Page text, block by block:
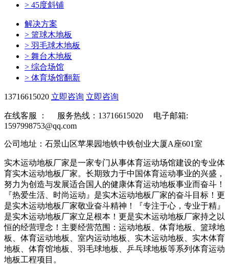
> 45度斜铺
解决方案
> 篮球木地板
> 羽毛球木地板
> 舞台木地板
> 综合场馆
> 体育场馆翻新
13716615020 立即咨询 立即咨询
在线客服 ：
服务热线：13716615020 电子邮箱:
1597998753@qq.com
公司地址：石景山区苹果园地铁中铁创业大厦A座601室
实木运动地板厂家是一家专门从事体育运动场馆建设的专业体
育实木运动地板厂家。长期致力于中国体育运动事业的兴盛，
努力为创造与发展适合国人的健康体育运动地板事业而奋斗！
『热爱生活、时尚运动』是实木运动地板厂家的奋斗目标！更
是实木运动地板厂家敬业奋斗精神！『专注于心，专业于精』
是实木运动地板厂家立足根本！更是实木运动地板厂家持之以
恒的经营理念！主要经营范围：运动地板、体育地板、篮球地
板、体育运动地板、室内运动地板、实木运动地板、实木体育
地板、体育馆地板、羽毛球地板、乒乓球地板等系列体育运动
地板工程项目。